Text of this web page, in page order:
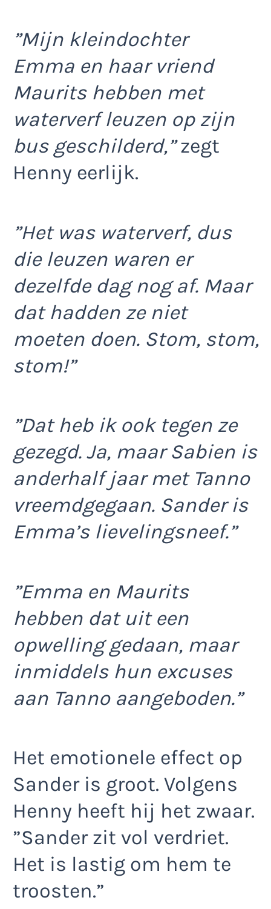
”Mijn kleindochter
Emma en haar vriend
Maurits hebben met
waterverf leuzen op zijn
bus geschilderd,”zegt
Henny eerlijk.
”Het was waterverf, dus
die leuzen waren er
dezelfde dag nog af. Maar
dat hadden ze niet
moeten doen. Stom, stom,
stom!”
”Dat heb ik ook tegen ze
gezegd. Ja, maar Sabien is
anderhalf jaar met Tanno
vreemdgegaan. Sander is
Emma’s lievelingsneef.”
”Emma en Maurits
hebben dat uit een
opwelling gedaan, maar
inmiddels hun excuses
aan Tanno aangeboden.”
Het emotionele effect op
Sander is groot. Volgens
Henny heeft hij het zwaar.
”Sander zit vol verdriet.
Het is lastig om hem te
troosten.”